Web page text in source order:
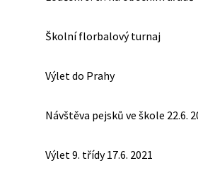
Školní florbalový turnaj
Výlet do Prahy
Návštěva pejsků ve škole 22.6.
Výlet 9. třídy 17.6. 2021